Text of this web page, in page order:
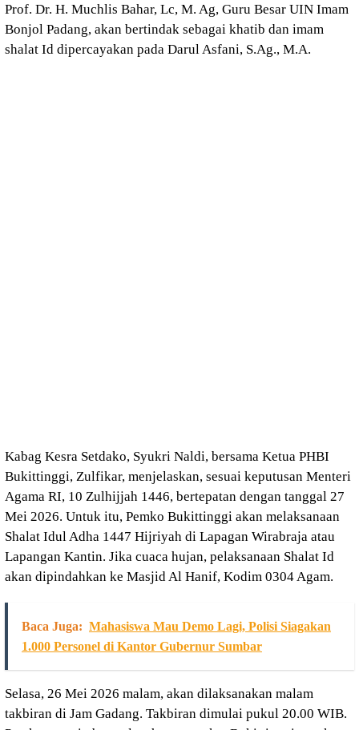
Prof. Dr. H. Muchlis Bahar, Lc, M. Ag, Guru Besar UIN Imam
Bonjol Padang, akan bertindak sebagai khatib dan imam
shalat Id dipercayakan pada Darul Asfani, S.Ag., M.A.
Kabag Kesra Setdako, Syukri Naldi, bersama Ketua PHBI
Bukittinggi, Zulfikar, menjelaskan, sesuai keputusan Menteri
Agama RI, 10 Zulhijjah 1446, bertepatan dengan tanggal 27
Mei 2026. Untuk itu, Pemko Bukittinggi akan melaksanaan
Shalat Idul Adha 1447 Hijriyah di Lapagan Wirabraja atau
Lapangan Kantin. Jika cuaca hujan, pelaksanaan Shalat Id
akan dipindahkan ke Masjid Al Hanif, Kodim 0304 Agam.
Baca Juga: Mahasiswa Mau Demo Lagi, Polisi Siagakan
1.000 Personel di Kantor Gubernur Sumbar
Selasa, 26 Mei 2026 malam, akan dilaksanakan malam
takbiran di Jam Gadang. Takbiran dimulai pukul 20.00 WIB.